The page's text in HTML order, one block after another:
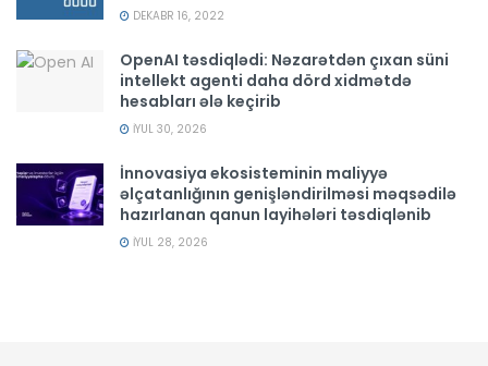
DEKABR 16, 2022
OpenAI təsdiqlədi: Nəzarətdən çıxan süni
intellekt agenti daha dörd xidmətdə
hesabları ələ keçirib
İYUL 30, 2026
İnnovasiya ekosisteminin maliyyə
əlçatanlığının genişləndirilməsi məqsədilə
hazırlanan qanun layihələri təsdiqlənib
İYUL 28, 2026